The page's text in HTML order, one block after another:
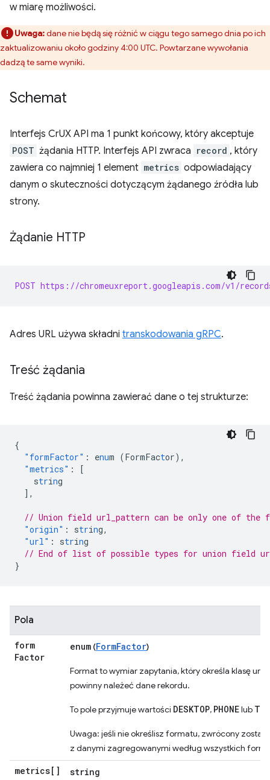
w miarę możliwości.
Uwaga:dane nie będą się różnić w ciągu tego samego dnia po ich
zaktualizowaniu około godziny 4:00 UTC. Powtarzane wywołania
dadzą te same wyniki.
Schemat
Interfejs CrUX API ma 1 punkt końcowy, który akceptuje
POST żądania HTTP. Interfejs API zwraca record , który
zawiera co najmniej 1 element metrics odpowiadający
danym o skuteczności dotyczącym żądanego źródła lub
strony.
Żądanie HTTP
POST https://chromeuxreport.googleapis.com/v1/
Adres URL używa składni transkodowania gRPC.
Treść żądania
Treść żądania powinna zawierać dane o tej strukturze:
{
"formFactor" : enum (FormFactor) ,
"metrics" :
[
string
],
// Union field url_pattern can be only one of the
"origin" : string,
"url" : string
// End of list of possible types for union field
}
Pola
form
Factor
enum (FormFactor)
Format to wymiar zapytania, który określa klasę
powinny należeć dane rekordu.
To pole przyjmuje wartości DESKTOP, PHONElub
Uwaga: jeśli nie określisz formatu, zwrócony
z danymi zagregowanymi według wszystkich
metrics[] string